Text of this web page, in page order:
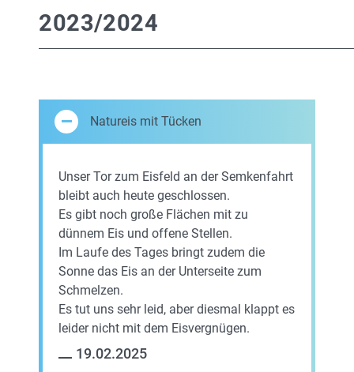
2023/2024
Natureis mit Tücken
Unser Tor zum Eisfeld an der Semkenfahrt
bleibt auch heute geschlossen.
Es gibt noch große Flächen mit zu
dünnem Eis und offene Stellen.
Im Laufe des Tages bringt zudem die
Sonne das Eis an der Unterseite zum
Schmelzen.
Es tut uns sehr leid, aber diesmal klappt es
leider nicht mit dem Eisvergnügen.
19.02.2025